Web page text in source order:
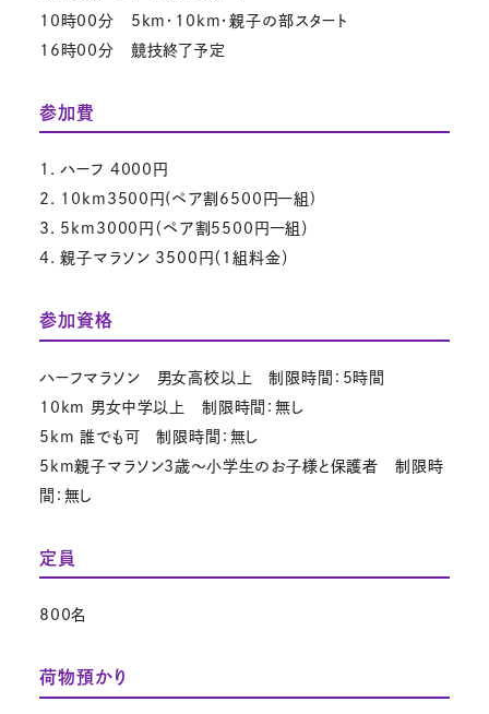
10時00分 5km・10km・親子の部スタート
16時00分 競技終了予定
参加費
1. ハーフ 4000円
2. 10km3500円(ペア割6500円一組)
3. 5km3000円（ペア割5500円一組）
4. 親子マラソン 3500円（1組料金）
参加資格
ハーフマラソン 男女高校以上 制限時間：5時間
10km 男女中学以上 制限時間：無し
5km 誰でも可 制限時間：無し
5km親子マラソン3歳～小学生のお子様と保護者 制限時
間：無し
定員
800名
荷物預かり